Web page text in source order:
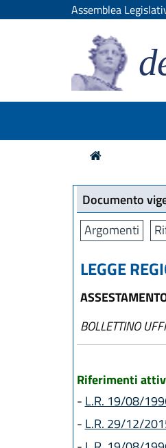
Assemblea
Documento
Argomenti
LEGGE
BOLLETTINO
Riferimenti
- L.R. 19/08/
- L.R. 29/12/